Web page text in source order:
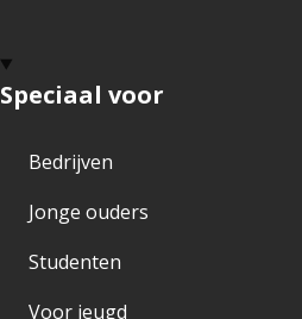
Speciaal voor
Bedrijven
Jonge ouders
Studenten
Voor jeugd